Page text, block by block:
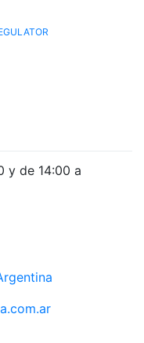
y de 14:00 a